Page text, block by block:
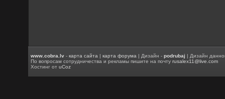
www.cobra.lv -карта сайта |карта форума | Дизайн -podrubaj | Дизайн
По вопросам сотрудничества и рекламы пишите на почтуrusalex11@live.com
Хостинг отuCoz